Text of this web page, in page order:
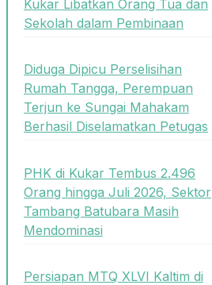
Kukar Libatkan Orang Tua dan
Sekolah dalam Pembinaan
Diduga Dipicu Perselisihan
Rumah Tangga, Perempuan
Terjun ke Sungai Mahakam
Berhasil Diselamatkan Petugas
PHK di Kukar Tembus 2.496
Orang hingga Juli 2026, Sektor
Tambang Batubara Masih
Mendominasi
Persiapan MTQ XLVI Kaltim di